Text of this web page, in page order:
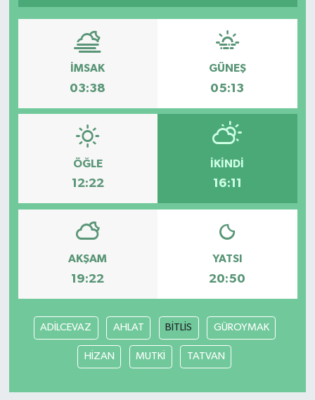
İMSAK
03:38
GÜNEŞ
05:13
ÖĞLE
12:22
İKINDI
16:11
AKŞAM
19:22
YATSI
20:50
ADİLCEVAZ AHLAT BİTLİS GÜROYMAK
HİZAN MUTKİ TATVAN
Magazin
Gündem
Kültür & Sanat
Teknoloji
Bilim, Teknoloji